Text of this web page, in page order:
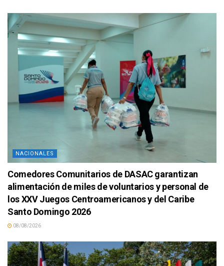
NACIONALES
Comedores Comunitarios de DASAC garantizan
alimentación de miles de voluntarios y personal de
los XXV Juegos Centroamericanos y del Caribe
Santo Domingo 2026
08/08/2026